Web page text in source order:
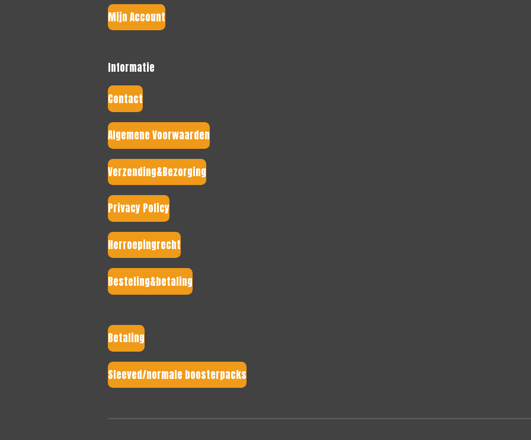
Mijn Account
Informatie
Contact
Algemene Voorwaarden
Verzending&Bezorging
Privacy Policy
Herroepingrecht
Besteling&betaling
Betaling
Sleeved/normale boosterpacks